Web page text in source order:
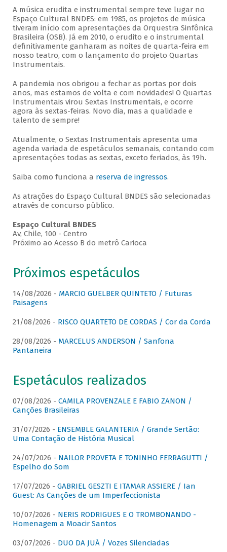
A música erudita e instrumental sempre teve lugar no
Espaço Cultural BNDES: em 1985, os projetos de música
tiveram início com apresentações da Orquestra Sinfônica
Brasileira (OSB). Já em 2010, o erudito e o instrumental
definitivamente ganharam as noites de quarta-feira em
nosso teatro, com o lançamento do projeto Quartas
Instrumentais.
A pandemia nos obrigou a fechar as portas por dois
anos, mas estamos de volta e com novidades! O Quartas
Instrumentais virou Sextas Instrumentais, e ocorre
agora às sextas-feiras. Novo dia, mas a qualidade e
talento de sempre!
Atualmente, o Sextas Instrumentais apresenta uma
agenda variada de espetáculos semanais, contando com
apresentações todas as sextas, exceto feriados, às 19h.
Saiba como funciona a reserva de ingressos.
As atrações do Espaço Cultural BNDES são selecionadas
através de concurso público.
Espaço Cultural BNDES
Av, Chile, 100 - Centro
Próximo ao Acesso B do metrô Carioca
Próximos espetáculos
14/08/2026 - MARCIO GUELBER QUINTETO / Futuras
Paisagens
21/08/2026 - RISCO QUARTETO DE CORDAS / Cor da Corda
28/08/2026 - MARCELUS ANDERSON / Sanfona
Pantaneira
Espetáculos realizados
07/08/2026 - CAMILA PROVENZALE E FABIO ZANON /
Canções Brasileiras
31/07/2026 - ENSEMBLE GALANTERIA / Grande Sertão:
Uma Contação de História Musical
24/07/2026 - NAILOR PROVETA E TONINHO FERRAGUTTI /
Espelho do Som
17/07/2026 - GABRIEL GESZTI E ITAMAR ASSIERE / Ian
Guest: As Canções de um Imperfeccionista
10/07/2026 - NERIS RODRIGUES E O TROMBONANDO -
Homenagem a Moacir Santos
03/07/2026 - DUO DA JUÁ / Vozes Silenciadas